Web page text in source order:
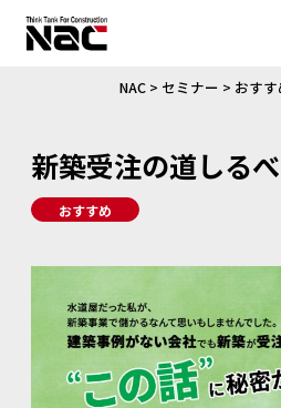
NAC> セミナー > おすす
新築受注の道しる
おすすめ